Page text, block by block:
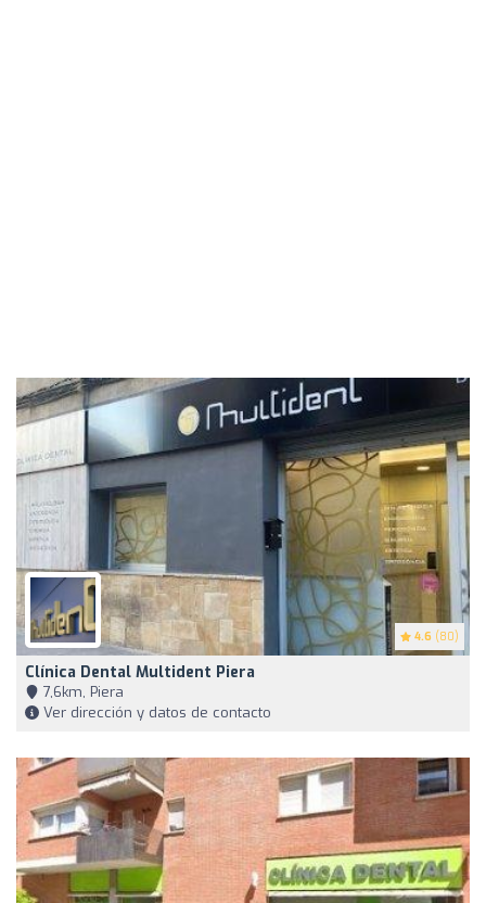
4.6 (80)
Clínica Dental Multident Piera
7,6km, Piera
Ver dirección y datos de contacto